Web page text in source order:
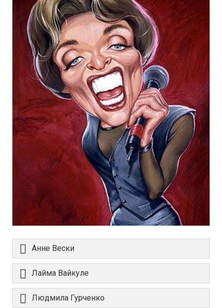
Анне Вески
Лайма Вайкуле
Людмила Гурченко